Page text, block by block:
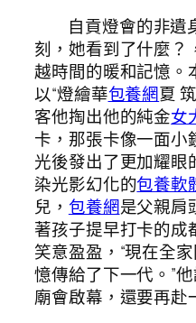
自貢燈會的非遺
刻，她看到了什麼？
越時間的暖和記憶。
以“燈繪華包養網夏
客他掏出他的純金女
卡，那張卡像一面小
光後發出了更加耀眼
染光影幻化的包養軟
兒， 包養網是父親肩
著孩子提早打卡的成
笑意盈盈，“現在全
憶傳給了下一代。”
廟會啟幕，還要再赴